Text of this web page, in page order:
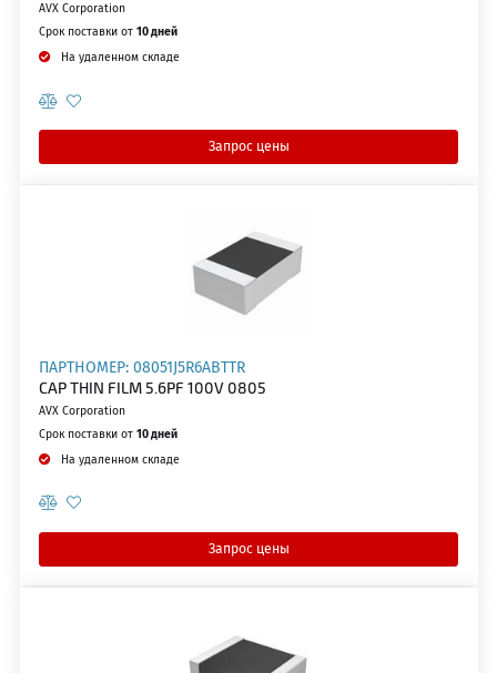
AVX Corporation
Срок поставки от 10 дней
На удаленном складе
Запрос цены
ПАРТНОМЕР: 08051J5R6ABTTR
CAP THIN FILM 5.6PF 100V 0805
AVX Corporation
Срок поставки от 10 дней
На удаленном складе
Запрос цены